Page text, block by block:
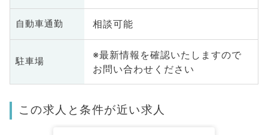
自動車通勤 相談可能
駐車場
※最新情報を確認いたしますので
お問い合わせください
この求人と条件が近い求人